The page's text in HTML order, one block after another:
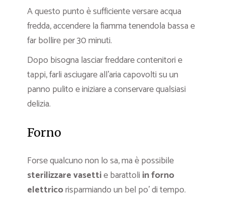
A questo punto è sufficiente versare acqua
fredda, accendere la fiamma tenendola bassa e
far bollire per 30 minuti.
Dopo bisogna lasciar freddare contenitori e
tappi, farli asciugare all’aria capovolti su un
panno pulito e iniziare a conservare qualsiasi
delizia.
Forno
Forse qualcuno non lo sa, ma è possibile
sterilizzarevasettie barattoli in forno
elettricorisparmiando un bel po’ di tempo.